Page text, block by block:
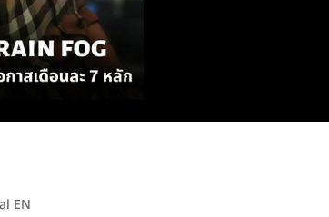
EN